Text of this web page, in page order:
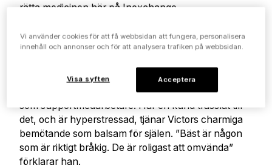
rätta medicinen här på Inexchange.
skogarna kring Björsäter söder om Mariestad.Hans
vänliga och roliga personlighet går inte att värja sig
som ett briljant gitarrsolo. Victor får ibland exempel
på sin förmåga att sprida lugn och glädje i rollen
som supportmedarbetare. Har en kund trasslat till
det, och är hyperstressad, tjänar Victors charmiga
bemötande som balsam för själen. ”Bäst är någon
som är riktigt bråkig. De är roligast att omvända”
förklarar han.
Vi använder cookies för att få webbsidan att fungera, personalisera
innehåll och annonser och för att analysera trafiken på webbsidan.
Visa syften Acceptera